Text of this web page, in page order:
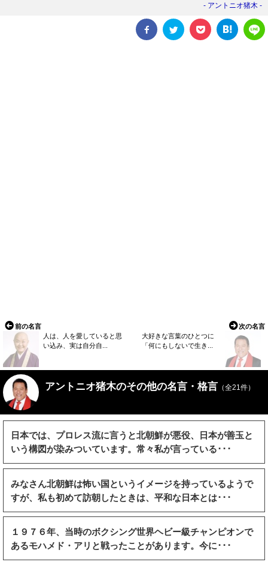
アントニオ猪木
前の名言
人は、人を愛していると思
い込み、実は自分自...
次の名言
大好きな言葉のひとつに
「何にもしないで生き...
アントニオ猪木のその他の名言・格言 （全21件）
日本では、プロレス流に言うと北朝鮮が悪役、日本が善玉と
いう構図が染みついています。常々私が言っている･･･
みなさん北朝鮮は怖い国というイメージを持っているようで
すが、私も初めて訪朝したときは、平和な日本とは･･･
１９７６年、当時のボクシング世界ヘビー級チャンピオンで
あるモハメド・アリと戦ったことがあります。今に･･･